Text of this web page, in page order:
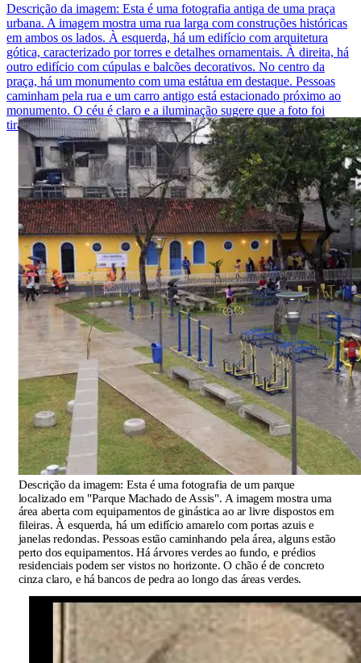
Descrição da imagem: Esta é uma fotografia antiga de uma praça
urbana. A imagem mostra uma rua larga com construções históricas
em ambos os lados. À esquerda, há um edifício com arquitetura
gótica, caracterizado por torres e detalhes ornamentais. À direita, há
outro edifício com cúpulas e balcões decorativos. No centro da
praça, há um monumento com uma estátua em destaque. Pessoas
caminham pela rua e um carro antigo está estacionado próximo ao
monumento. O céu é claro e a iluminação sugere que a foto foi
tirada durante o dia.
Descrição da imagem: Esta é uma fotografia de um parque
localizado em "Parque Machado de Assis". A imagem mostra uma
área aberta com equipamentos de ginástica ao ar livre dispostos em
fileiras. À esquerda, há um edifício amarelo com portas azuis e
janelas redondas. Pessoas estão caminhando pela área, alguns estão
perto dos equipamentos. Há árvores verdes ao fundo, e prédios
residenciais podem ser vistos no horizonte. O chão é de concreto
cinza claro, e há bancos de pedra ao longo das áreas verdes.